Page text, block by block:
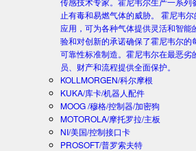
止有毒和易燃气体的威胁。 霍尼韦
应用，可为各种气体提供灵活和智
验和对创新的承诺确保了霍尼韦尔的
可靠性标准制造。霍尼韦尔在最恶劣
员、财产和流程提供全面保护。
KOLLMORGEN/科尔摩根
KUKA/库卡/机器人配件
MOOG /穆格/控制器/加密狗
MOTOROLA/摩托罗拉/主板
NI/美国/控制接口卡
PROSOFT/普罗索夫特